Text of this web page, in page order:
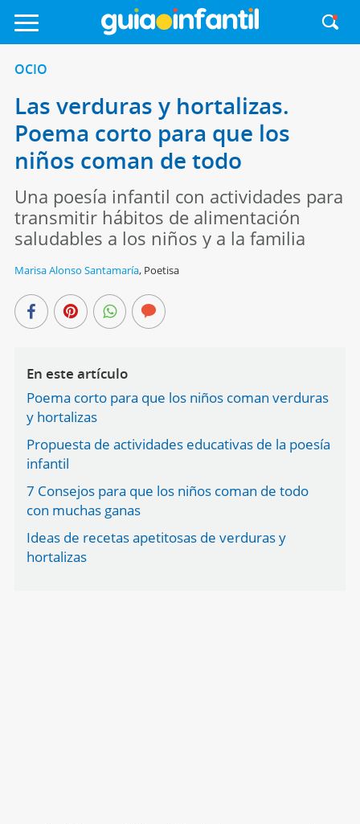
OCIO
Las verduras y hortalizas.
Poema corto para que los
niños coman de todo
Una poesía infantil con actividades para
transmitir hábitos de alimentación
saludables a los niños y a la familia
Marisa Alonso Santamaría, Poetisa
En este artículo
Poema corto para que los niños coman verduras
y hortalizas
Propuesta de actividades educativas de la poesía
infantil
7 Consejos para que los niños coman de todo
con muchas ganas
Ideas de recetas apetitosas de verduras y
hortalizas